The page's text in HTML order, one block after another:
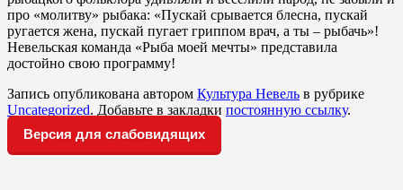
про «молитву» рыбака: «Пускай срывается блесна, пускай
ругается жена, пускай пугает гриппом врач, а ты – рыбачь»!
Невельская команда «Рыба моей мечты» представила
достойно свою программу!
Запись опубликована автором Культура Невель в рубрике
Uncategorized. Добавьте в закладки постоянную ссылку.
Версия для слабовидящих